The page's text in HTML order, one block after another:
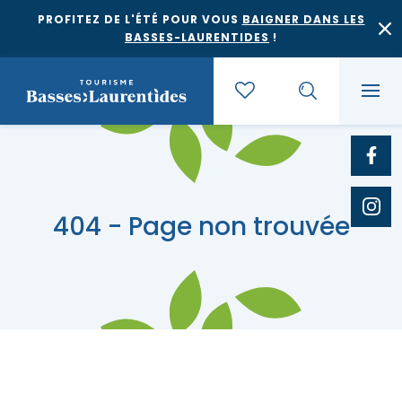
PROFITEZ DE L'ÉTÉ POUR VOUS BAIGNER DANS LES
BASSES-LAURENTIDES !
Agrotourisme et saveurs régionales
Festivals et événements
Où dormir
Bases de plein air
404 - Page non trouvée